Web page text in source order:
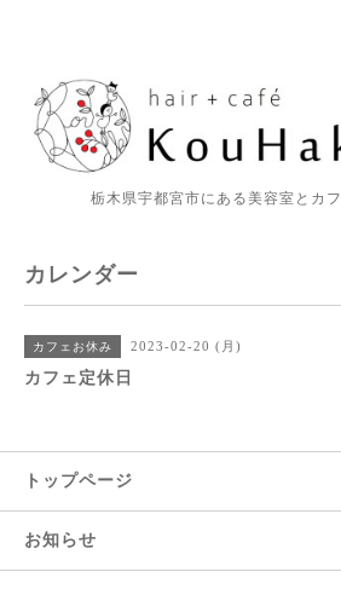
栃木県宇都宮市にある美容室とカ
カレンダー
カフェお休み 2023-02-20 (月)
カフェ定休日
トップページ
お知らせ